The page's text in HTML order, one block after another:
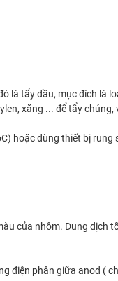
là tẩy dầu, mục đích là
xăng ... để tẩy
hoặc dùng thiết bị rung
của nhôm. Dung dịch
điện phân giữa anod (